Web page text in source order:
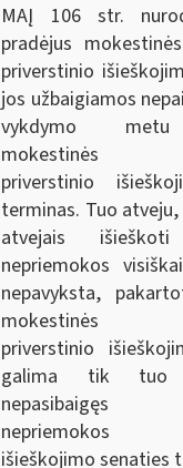
MAĮ 106 str.
pradėjus
priverstinio
jos užbaigiamos
vykdymo metu
mokestinės
priverstinio
terminas. Tuo
atvejais išieškoti
nepriemokos
nepavyksta,
mokestinės
priverstinio
galima tik tuo
nepasibaigęs
nepriemokos
išieškojimo senaties